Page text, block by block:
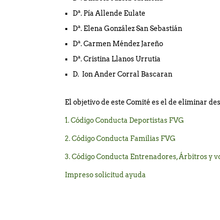
Dª. Pía Allende Eulate
Dª. Elena González San Sebastián
Dª. Carmen Méndez Jareño
Dª. Cristina Llanos Urrutia
D. Ion Ander Corral Bascaran
El objetivo de este Comité es el de eliminar
1. Código Conducta Deportistas FVG
2. Código Conducta Familias FVG
3. Código Conducta Entrenadores, Árbitros y
Impreso solicitud ayuda